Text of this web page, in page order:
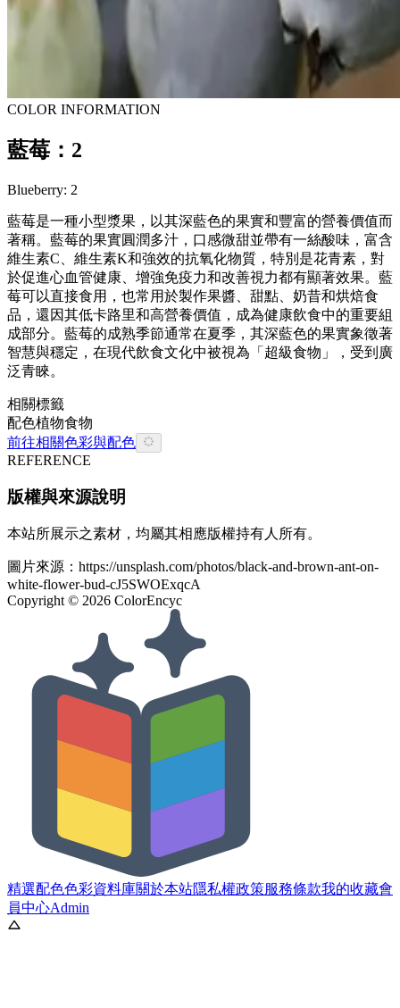
COLOR INFORMATION
藍莓：2
Blueberry: 2
藍莓是一種小型漿果，以其深藍色的果實和豐富的營養價值而
著稱。藍莓的果實圓潤多汁，口感微甜並帶有一絲酸味，富含
維生素C、維生素K和強效的抗氧化物質，特別是花青素，對
於促進心血管健康、增強免疫力和改善視力都有顯著效果。藍
莓可以直接食用，也常用於製作果醬、甜點、奶昔和烘焙食
品，還因其低卡路里和高營養價值，成為健康飲食中的重要組
成部分。藍莓的成熟季節通常在夏季，其深藍色的果實象徵著
智慧與穩定，在現代飲食文化中被視為「超級食物」，受到廣
泛青睞。
相關標籤
配色植物食物
前往相關色彩與配色
REFERENCE
版權與來源說明
本站所展示之素材，均屬其相應版權持有人所有。
圖片來源： https://unsplash.com/photos/black-and-brown-ant-on-
white-flower-bud-cJ5SWOExqcA
Copyright © 2026 ColorEncyc
精選配色色彩資料庫關於本站隱私權政策服務條款我的收藏會
員中心Admin